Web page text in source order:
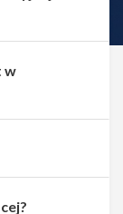
Udostępnij
w